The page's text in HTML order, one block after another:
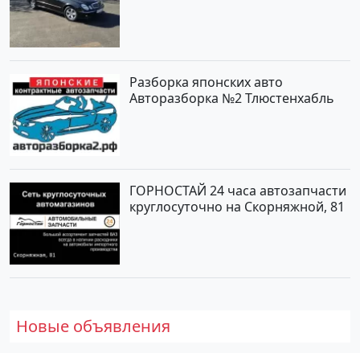
Разборка японских авто
Авторазборка №2 Тлюстенхабль
ГОРНОСТАЙ 24 часа автозапчасти
круглосуточно на Скорняжной, 81
Новые объявления